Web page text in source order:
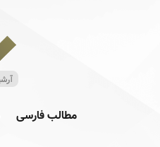
مطالب فارسی